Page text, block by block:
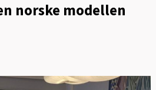
norske modellen